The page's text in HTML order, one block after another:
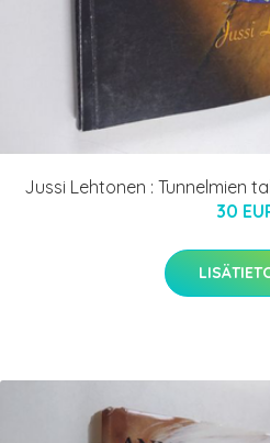
Jussi Lehtonen : Tunnelmien
30